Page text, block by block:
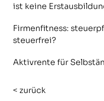
ist keine
Firmenfitness:
steuerfrei?
Aktivrente für
< zurück